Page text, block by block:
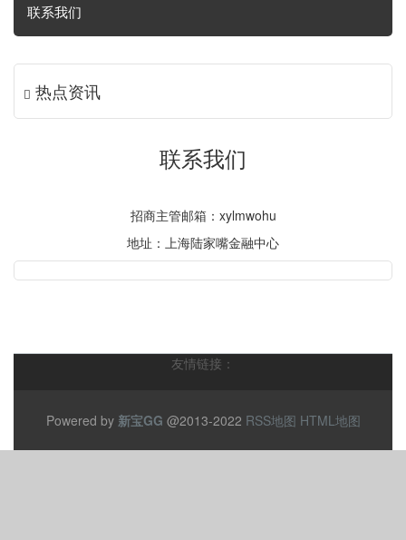
联系我们
热点资讯
联系我们
招商主管邮箱：xylmwohu
地址：上海陆家嘴金融中心
友情链接：
Powered by 新宝GG @2013-2022 RSS地图 HTML地图